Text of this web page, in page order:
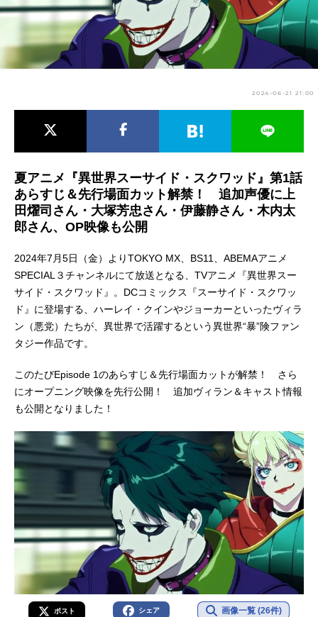
アニメ映画一覧 実写化映画一覧
今期アニメ曜日別一覧
春アニメ 夏アニメ
男性声優/女性声優一覧
2024-06-21 21:00
夏アニメ『異世界スーサイド・スクワッド』第1話
あらすじ＆先行場面カット解禁！ 追加声優に上
田燿司さん・大塚芳忠さん・伊藤静さん・木内太
郎さん、OP映像も公開
2024年7月5日（金）よりTOKYO MX、BS11、ABEMAアニメ
SPECIAL３チャンネルにて放送となる、TVアニメ『異世界スー
サイド・スクワッド』。DCコミックス『スーサイド・スクワッ
ド』に登場する、ハーレイ・クインやジョーカーといったヴィラ
ン（悪党）たちが、異世界で活躍するという異世界“暴”険ファン
タジー作品です。
このたびEpisode 1のあらすじ＆先行場面カットが解禁！ さら
にオープニング映像を先行公開！ 追加ヴィラン＆キャスト情報
も公開となりました！
ポスト シェア 画像一覧 (26件)